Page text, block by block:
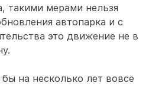
такими мерами нельзя
автопарка и с
это движение не в
на несколько лет вовсе